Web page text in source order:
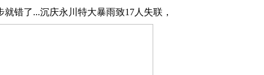
错了...沉庆永川特大暴雨致17人失联，